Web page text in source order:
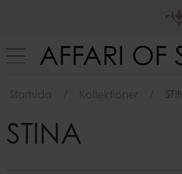
Startsida Kollektioner
STINA